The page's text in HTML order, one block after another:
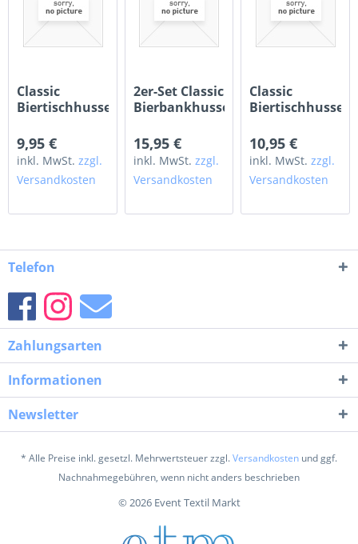
Classic
Biertischhusse
9,95 €
inkl. MwSt.zzgl.
Versandkosten
2er-Set Classic
Bierbankhussen
15,95 €
inkl. MwSt. zzgl.
Versandkosten
Classic
Biertischhusse
10,95 €
inkl. MwSt.zzgl.
Versandkosten
Telefon
Zahlungsarten
Informationen
Newsletter
* Alle Preise inkl. gesetzl. Mehrwertsteuer zzgl.Versandkosten und ggf.
Nachnahmegebühren, wenn nicht anders beschrieben
© 2026 Event Textil Markt